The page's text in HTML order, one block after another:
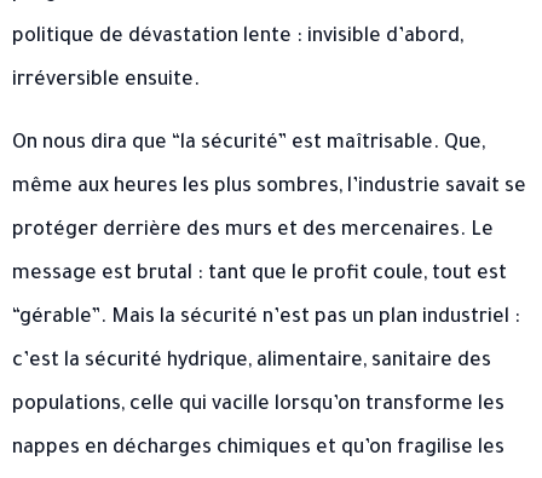
politique de dévastation lente : invisible d’abord,
irréversible ensuite.
On nous dira que “la sécurité” est maîtrisable. Que,
même aux heures les plus sombres, l’industrie savait se
protéger derrière des murs et des mercenaires. Le
message est brutal : tant que le profit coule, tout est
“gérable”. Mais la sécurité n’est pas un plan industriel :
c’est la sécurité hydrique, alimentaire, sanitaire des
populations, celle qui vacille lorsqu’on transforme les
nappes en décharges chimiques et qu’on fragilise les